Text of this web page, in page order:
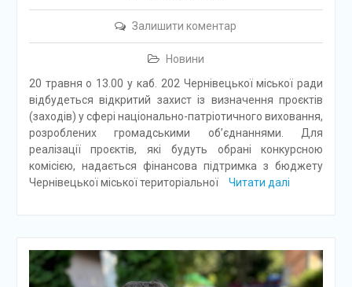
Залишити коментар
Новини
20 травня о 13.00 у каб. 202 Чернівецької міської ради
відбудеться відкритий захист із визначення проєктів
(заходів) у сфері національно-патріотичного виховання,
розроблених громадськими об’єднаннями. Для
реалізації проєктів, які будуть обрані конкурсною
комісією, надається фінансова підтримка з бюджету
Чернівецької міської територіальної
Читати далі